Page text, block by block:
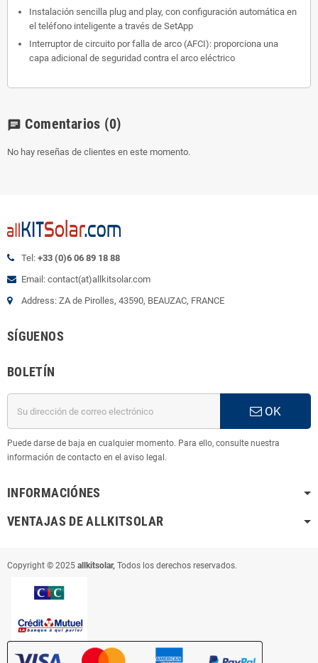
Instalación sencilla plug and play, con configuración automática en
el teléfono inteligente a través de SetApp
Interruptor de circuito por falla de arco (AFCI): proporciona una
capa adicional de seguridad contra el arco eléctrico
chat Comentarios (0)
No hay reseñas de clientes en este momento.
Tel: +33 (0)6 06 89 18 88
Email: contact(at)allkitsolar.com
Address: ZA de Pirolles, 43590, BEAUZAC, FRANCE
SÍGUENOS
BOLETÍN
OK
Puede darse de baja en cualquier momento. Para ello, consulte nuestra
información de contacto en el aviso legal.
INFORMACIÓNES
VENTAJAS DE ALLKITSOLAR
Copyright © 2025 allkitsolar, Todos los derechos reservados.